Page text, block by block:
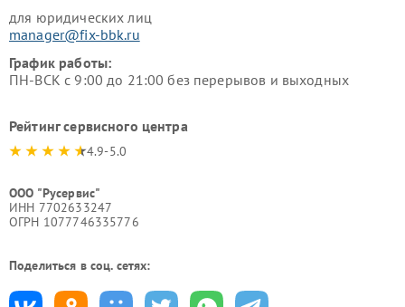
для юридических лиц
manager@fix-bbk.ru
График работы:
ПН-ВСК с 9:00 до 21:00 без перерывов и выходных
Рейтинг сервисного центра
4.9-5.0
ООО "Русервис"
ИНН 7702633247
ОГРН 1077746335776
Поделиться в соц. сетях: